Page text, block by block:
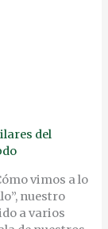
del
vimos a lo
nuestro
a varios